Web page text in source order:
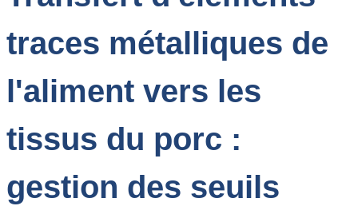
traces métalliques de
l'aliment vers les
tissus du porc :
gestion des seuils